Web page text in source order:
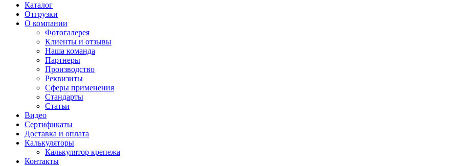
Каталог
Отгрузки
О компании
Фотогалерея
Клиенты и отзывы
Наша команда
Партнеры
Производство
Реквизиты
Сферы применения
Стандарты
Статьи
Видео
Сертификаты
Доставка и оплата
Калькуляторы
Калькулятор крепежа
Контакты